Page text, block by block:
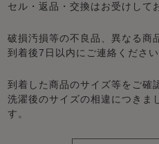
セル・返品・交換はお受けして
破損汚損等の不良品、異なる商
到着後7日以内にご連絡ください
到着した商品のサイズ等をご確
洗濯後のサイズの相違につきま
す。